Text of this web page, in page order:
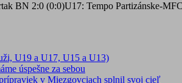
BN 2:0 (0:0)U17: Tempo Partizánske-
U19 a U17, U15 a U13)
úspešne za sebou
v Miezgovciach splnil svoj cieľ